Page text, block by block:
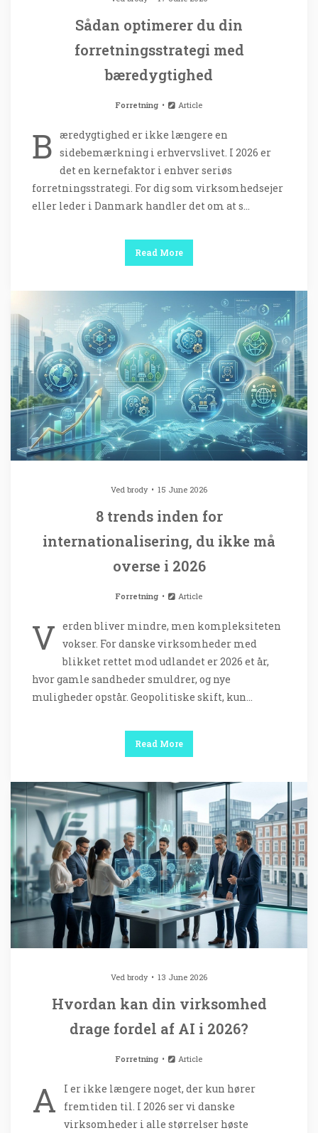
Sådan optimerer du din
forretningsstrategi med
bæredygtighed
Forretning Article
B æredygtighed er ikke længere en
sidebemærkning i erhvervslivet. I 2026 er
det en kernefaktor i enhver seriøs
forretningsstrategi. For dig som virksomhedsejer
eller leder i Danmark handler det om at s…
Read More
Ved brody 15 June 2026
8 trends inden for
internationalisering, du ikke må
overse i 2026
Forretning Article
V erden bliver mindre, men kompleksiteten
vokser. For danske virksomheder med
blikket rettet mod udlandet er 2026 et år,
hvor gamle sandheder smuldrer, og nye
muligheder opstår. Geopolitiske skift, kun…
Read More
Ved brody 13 June 2026
Hvordan kan din virksomhed
drage fordel af AI i 2026?
Forretning Article
A
I er ikke længere noget, der kun hører
fremtiden til. I 2026 ser vi danske
virksomheder i alle størrelser høste